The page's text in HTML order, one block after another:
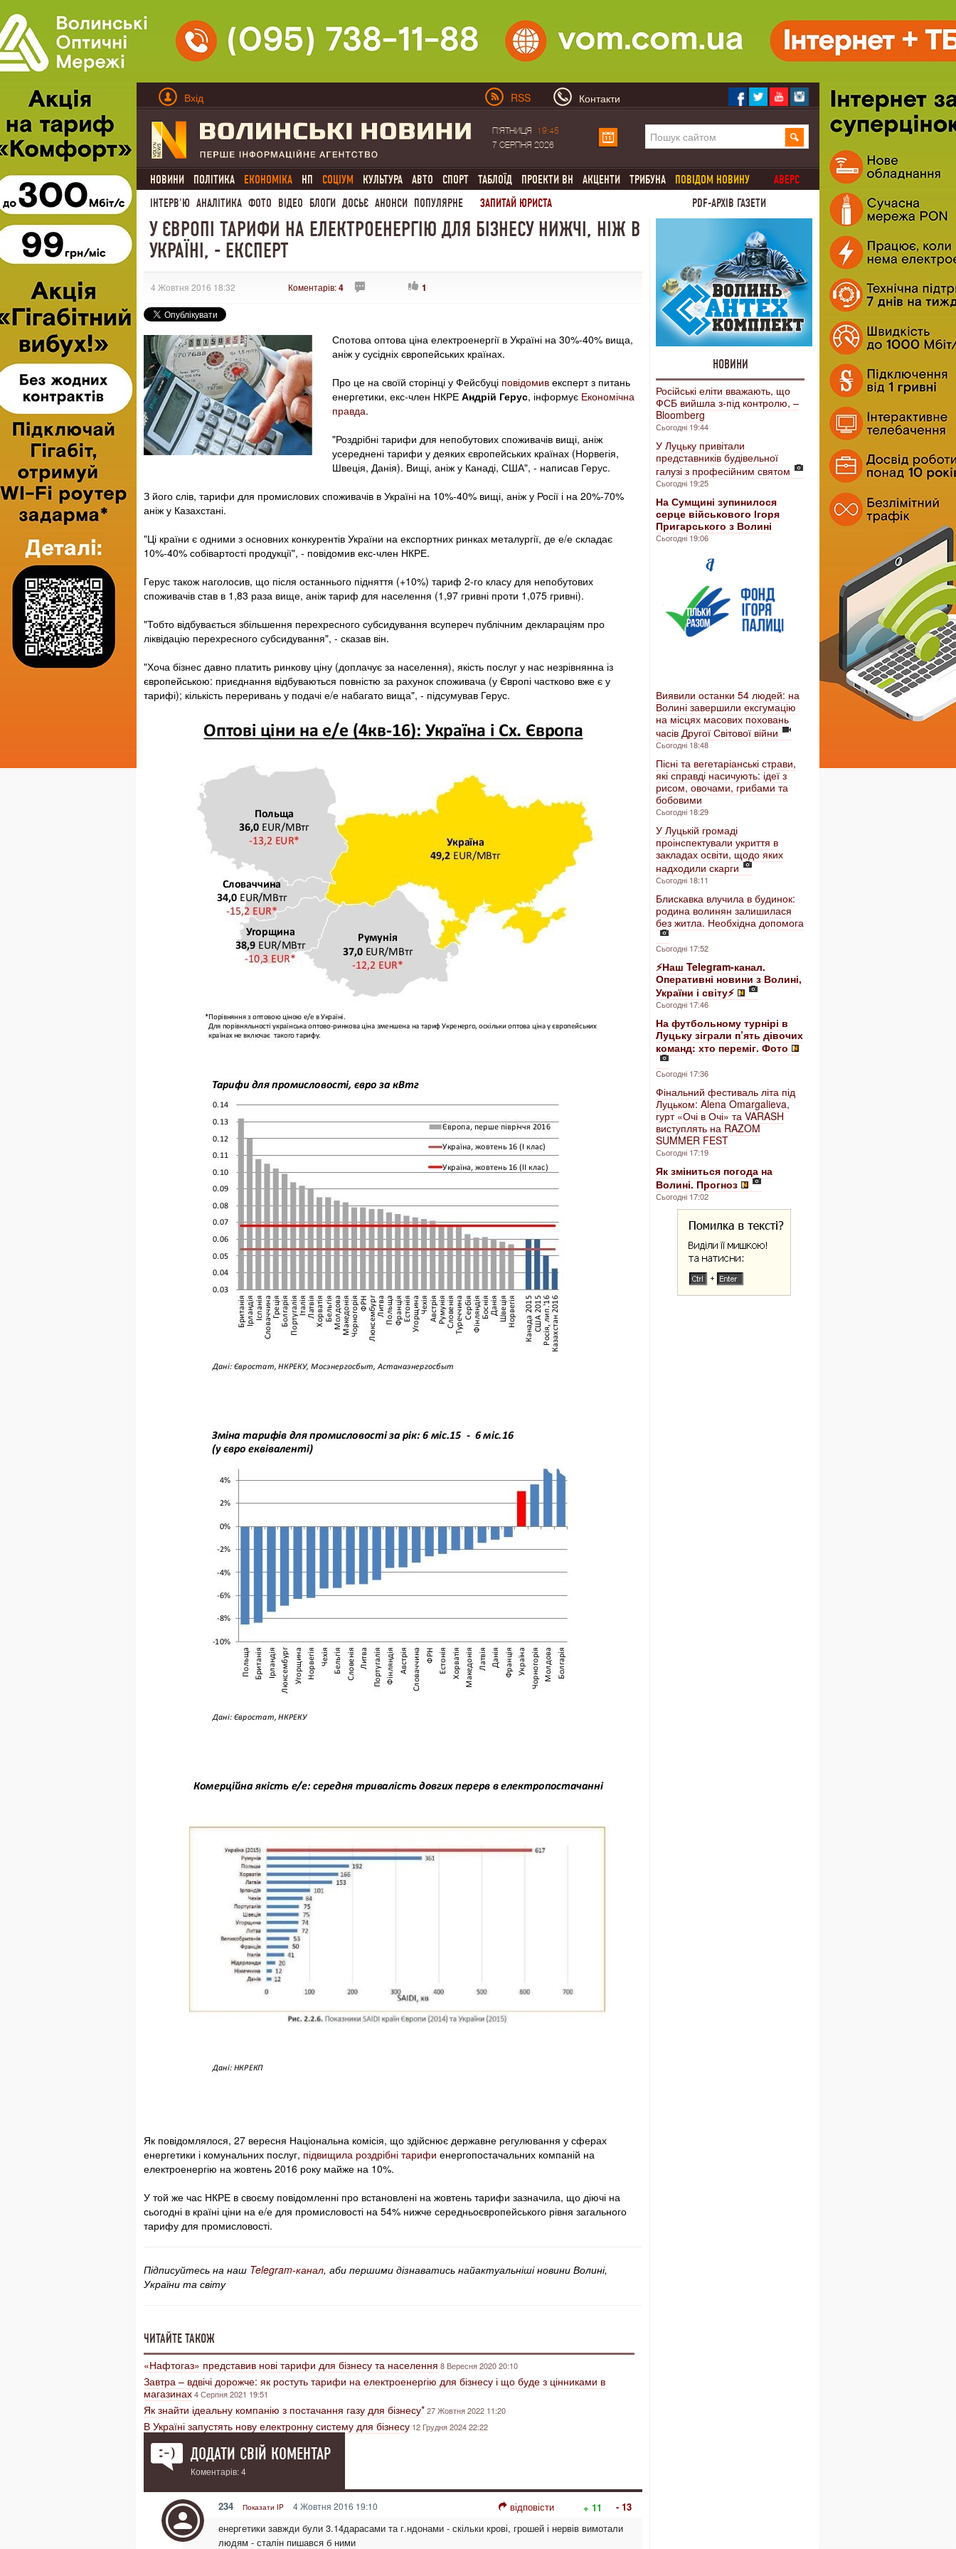
Вхід RSS Контакти
П'ЯТНИЦЯ
19:45
7 СЕРПНЯ 2026
НОВИНИ ПОЛІТИКА ЕКОНОМІКА НП СОЦІУМ КУЛЬТУРА АВТО СПОРТ ТАБЛОЇД ПРОЕКТИ ВН АКЦЕНТИ ТРИБУНА ПОВІДОМ НОВИНУ
АВЕРС
ІНТЕРВ'Ю АНАЛІТИКА ФОТО ВІДЕО БЛОГИ ДОСЬЄ АНОНСИ ПОПУЛЯРНЕ ЗАПИТАЙ ЮРИСТА PDF-АРХІВ ГАЗЕТИ
У ЄВРОПІ ТАРИФИ НА ЕЛЕКТРОЕНЕРГІЮ ДЛЯ БІЗНЕСУ НИЖЧІ, НІЖ В
УКРАЇНІ, - ЕКСПЕРТ
4 Жовтня 2016 18:32 Коментарів:4 1
Спотова оптова ціна електроенергії в Україні на 30%-40% вища,
аніж у сусідніх європейських країнах.
Про це на своїй сторінці у Фейсбуці повідомив експерт з питань
енергетики, екс-член НКРЕ Андрій Герус, інформує Економічна
правда.
"Роздрібні тарифи для непобутових споживачів вищі, аніж
усереднені тарифи у деяких європейських країнах (Норвегія,
Швеція, Данія). Вищі, аніж у Канаді, США", - написав Герус.
З його слів, тарифи для промислових споживачів в Україні на 10%-40% вищі, аніж у Росії і на 20%-70%
аніж у Казахстані.
"Ці країни є одними з основних конкурентів України на експортних ринках металургії, де е/е складає
10%-40% собівартості продукції", - повідомив екс-член НКРЕ.
Герус також наголосив, що після останнього підняття (+10%) тариф 2-го класу для непобутових
споживачів став в 1,83 раза вище, аніж тариф для населення (1,97 гривні проти 1,075 гривні).
"Тобто відбувається збільшення перехресного субсидування всупереч публічним деклараціям про
ліквідацію перехресного субсидування", - сказав він.
"Хоча бізнес давно платить ринкову ціну (доплачує за населення), якість послуг у нас незрівнянна із
європейською: приєднання відбуваються повністю за рахунок споживача (у Європі частково вже є у
тарифі); кількість переривань у подачі е/е набагато вища", - підсумував Герус.
Як повідомлялося, 27 вересня Національна комісія, що здійснює державне регулювання у сферах
енергетики і комунальних послуг, підвищила роздрібні тарифи енергопостачальних компаній на
електроенергію на жовтень 2016 року майже на 10%.
У той же час НКРЕ в своєму повідомленні про встановлені на жовтень тарифи зазначила, що діючі на
сьогодні в країні ціни на е/е для промисловості на 54% нижче середньоєвропейського рівня загального
тарифу для промисловості.
Підписуйтесь на наш Telegram-канал, аби першими дізнаватись найактуальніші новини Волині,
України та світу
ЧИТАЙТЕ ТАКОЖ
«Нафтогаз» представив нові тарифи для бізнесу та населення 8 Вересня 2020 20:10
Завтра – вдвічі дорожче: як ростуть тарифи на електроенергію для бізнесу і що буде з цінниками в
магазинах4 Серпня 2021 19:51
Як знайти ідеальну компанію з постачання газу для бізнесу*27 Жовтня 2022 11:20
В Україні запустять нову електронну систему для бізнесу 12 Грудня 2024 22:22
ДОДАТИ СВІЙ КОМЕНТАР
Коментарів: 4
234 Показати IP 4 Жовтня 2016 19:10 відповісти + 11
- 13
енергетики завжди були 3.14дарасами та г.ндонами - скільки крові, грошей і нервів вимотали
людям - сталін пишався б ними
НОВИНИ
Російські еліти вважають, що
ФСБ вийшла з-під контролю, –
Bloomberg
Сьогодні 19:44
У Луцьку привітали
представників будівельної
галузі з професійним святом
Сьогодні 19:25
На Сумщині зупинилося
серце військового Ігоря
Пригарського з Волині
Сьогодні 19:06
Виявили останки 54 людей: на
Волині завершили ексгумацію
на місцях масових поховань
часів Другої Світової війни
Сьогодні 18:48
Пісні та вегетаріанські страви,
які справді насичують: ідеї з
рисом, овочами, грибами та
бобовими
Сьогодні 18:29
У Луцькій громаді
проінспектували укриття в
закладах освіти, щодо яких
надходили скарги
Сьогодні 18:11
Блискавка влучила в будинок:
родина волинян залишилася
без житла. Необхідна допомога
Сьогодні 17:52
⚡️Наш Telegram-канал.
Оперативні новини з Волині,
України і світу⚡️
Сьогодні 17:46
На футбольному турнірі в
Луцьку зіграли п’ять дівочих
команд: хто переміг. Фото
Сьогодні 17:36
Фінальний фестиваль літа під
Луцьком: Alena Omargalieva,
гурт «Очі в Очі» та VARASH
виступлять на RAZOM
SUMMER FEST
Сьогодні 17:19
Як зміниться погода на
Волині. Прогноз
Сьогодні 17:02